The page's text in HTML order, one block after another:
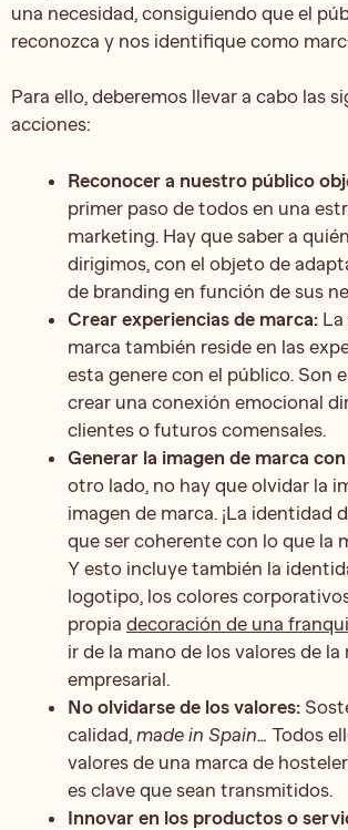
una necesidad, consiguiendo que el
reconozca y nos identifique como
Para ello, deberemos llevar a cabo las
acciones:
Reconocer a nuestro público
primer paso de todos en una
marketing. Hay que saber a
dirigimos, con el objeto de
de branding en función de sus
Crear experiencias de marca:
marca también reside en las
esta genere con el público. Son
crear una conexión emocional
clientes o futuros comensales.
Generar la imagen de marca
otro lado, no hay que olvidar la
imagen de marca. ¡La identidad
que ser coherente con lo que la
Y esto incluye también la
logotipo, los colores
propia decoración de una
ir de la mano de los valores de la
empresarial.
No olvidarse de los valores:
calidad, made in Spain… Todos
valores de una marca de
es clave que sean transmitidos.
Innovar en los productos o